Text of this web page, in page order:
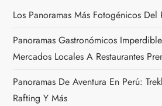
Los Panoramas Más Fotogénicos Del
Panoramas Gastronómicos
Mercados Locales A Restaurantes
Panoramas De Aventura En Perú:
Rafting Y Más